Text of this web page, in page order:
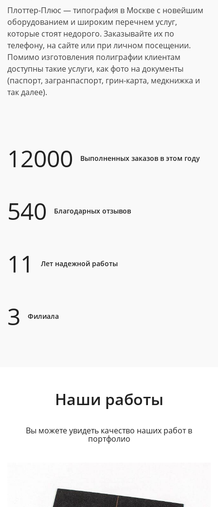
Плоттер-Плюс — типография в Москве с новейшим
оборудованием и широким перечнем услуг,
которые стоят недорого. Заказывайте их по
телефону, на сайте или при личном посещении.
Помимо изготовления полиграфии клиентам
доступны такие услуги, как фото на документы
(паспорт, загранпаспорт, грин-карта, медкнижка и
так далее).
12000 Выполненных заказов в этом году
540 Благодарных отзывов
11 Лет надежной работы
3 Филиала
Наши работы
Вы можете увидеть качество наших работ в
портфолио